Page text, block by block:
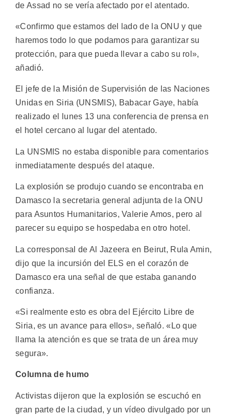
de Assad no se vería afectado por el atentado.
«Confirmo que estamos del lado de la ONU y que
haremos todo lo que podamos para garantizar su
protección, para que pueda llevar a cabo su rol»,
añadió.
El jefe de la Misión de Supervisión de las Naciones
Unidas en Siria (UNSMIS), Babacar Gaye, había
realizado el lunes 13 una conferencia de prensa en
el hotel cercano al lugar del atentado.
La UNSMIS no estaba disponible para comentarios
inmediatamente después del ataque.
La explosión se produjo cuando se encontraba en
Damasco la secretaria general adjunta de la ONU
para Asuntos Humanitarios, Valerie Amos, pero al
parecer su equipo se hospedaba en otro hotel.
La corresponsal de Al Jazeera en Beirut, Rula Amin,
dijo que la incursión del ELS en el corazón de
Damasco era una señal de que estaba ganando
confianza.
«Si realmente esto es obra del Ejército Libre de
Siria, es un avance para ellos», señaló. «Lo que
llama la atención es que se trata de un área muy
segura».
Columna de humo
Activistas dijeron que la explosión se escuchó en
gran parte de la ciudad, y un vídeo divulgado por un